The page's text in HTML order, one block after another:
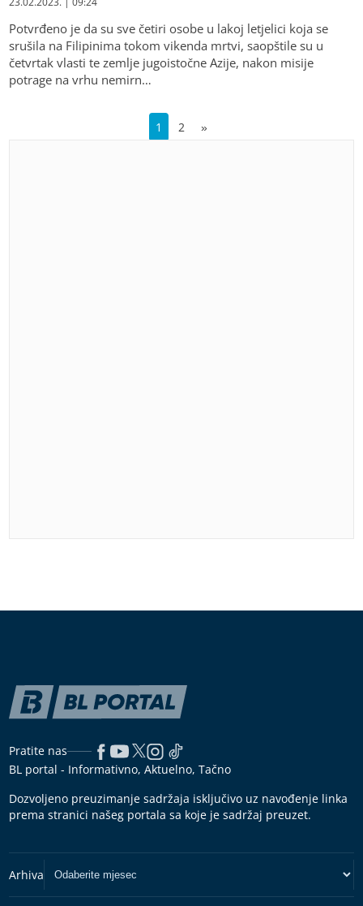
Potvrđeno je da su sve četiri osobe u lakoj letjelici koja se
srušila na Filipinima tokom vikenda mrtvi, saopštile su u
četvrtak vlasti te zemlje jugoistočne Azije, nakon misije
potrage na vrhu nemirn…
1 2 »
Pratite nas
BL portal - Informativno, Aktuelno, Tačno
Dozvoljeno preuzimanje sadržaja isključivo uz navođenje linka
prema stranici našeg portala sa koje je sadržaj preuzet.